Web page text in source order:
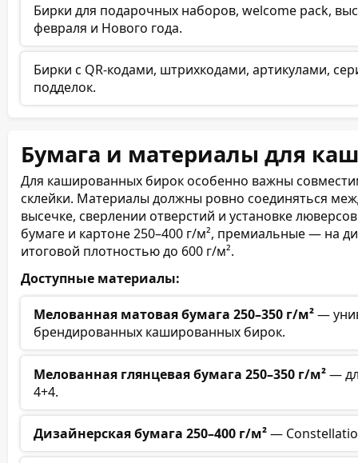
Бирки для подарочных наборов, welcome pack,
февраля и Нового года.
Бирки с QR-кодами, штрихкодами, артикулами,
подделок.
Бумага и материалы для
Для кашированных бирок особенно важны
склейки. Материалы должны ровно соединяться
высечке, сверлении отверстий и установке
бумаге и картоне 250–400 г/м², премиальные — на
итоговой плотностью до 600 г/м².
Доступные материалы:
Мелованная матовая бумага 250–350 г/м²—
брендированных кашированных бирок.
Мелованная глянцевая бумага 250–350 г/м²—
4+4.
Дизайнерская бумага 250–400 г/м²—